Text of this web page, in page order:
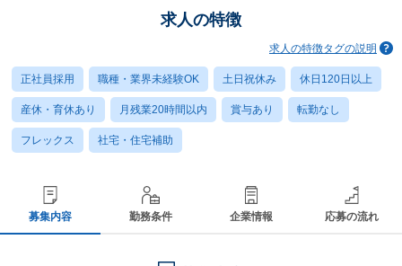
求人の特徴
求人の特徴タグの説明
正社員採用 職種・業界未経験OK 土日祝休み 休日120日以上
産休・育休あり 月残業20時間以内 賞与あり 転勤なし
フレックス 社宅・住宅補助
募集内容 勤務条件 企業情報 応募の流れ